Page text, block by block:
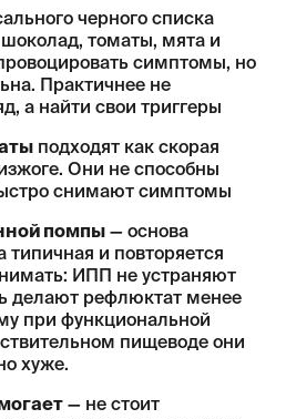
черного списка
шоколад, томаты, мята и
симптомы, но
Практичнее не
а найти свои триггеры
подходят как скорая
Они не способны
снимают симптомы
помпы — основа
типичная и повторяется
ИПП не устраняют
делают рефлюктат менее
при функциональной
пищеводе они
хуже.
— не стоит